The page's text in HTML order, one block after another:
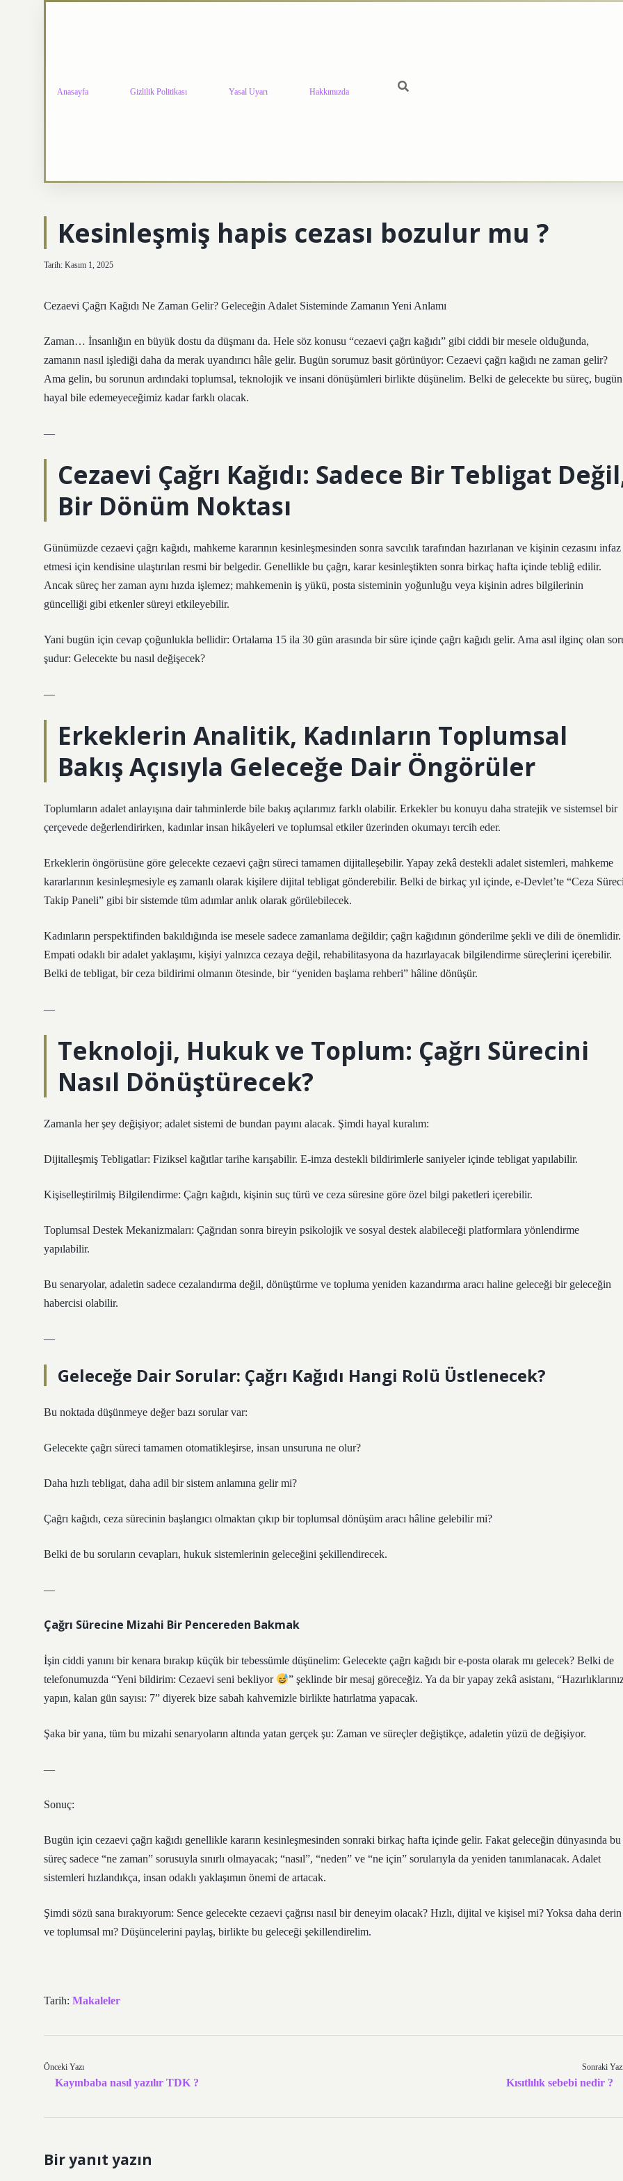
Anasayfa Gizlilik Politikası Yasal Uyarı Hakkımızda
Kesinleşmiş hapis cezası bozulur mu ?
Tarih: Kasım 1, 2025
Cezaevi Çağrı Kağıdı Ne Zaman Gelir? Geleceğin Adalet Sisteminde Zamanın Yeni Anlamı
Zaman… İnsanlığın en büyük dostu da düşmanı da. Hele söz konusu “cezaevi çağrı kağıdı” gibi ciddi bir mesele olduğunda,
zamanın nasıl işlediği daha da merak uyandırıcı hâle gelir. Bugün sorumuz basit görünüyor: Cezaevi çağrı kağıdı ne zaman gelir?
Ama gelin, bu sorunun ardındaki toplumsal, teknolojik ve insani dönüşümleri birlikte düşünelim. Belki de gelecekte bu süreç, bugün
hayal bile edemeyeceğimiz kadar farklı olacak.
—
Cezaevi Çağrı Kağıdı: Sadece Bir Tebligat
Bir Dönüm Noktası
Günümüzde cezaevi çağrı kağıdı, mahkeme kararının kesinleşmesinden sonra savcılık tarafından hazırlanan ve kişinin cezasını infaz
etmesi için kendisine ulaştırılan resmi bir belgedir. Genellikle bu çağrı, karar kesinleştikten sonra birkaç hafta içinde tebliğ edilir.
Ancak süreç her zaman aynı hızda işlemez; mahkemenin iş yükü, posta sisteminin yoğunluğu veya kişinin adres bilgilerinin
güncelliği gibi etkenler süreyi etkileyebilir.
Yani bugün için cevap çoğunlukla bellidir: Ortalama 15 ila 30 gün arasında bir süre içinde çağrı kağıdı gelir. Ama asıl ilginç olan
şudur: Gelecekte bu nasıl değişecek?
—
Erkeklerin Analitik, Kadınların Toplumsal
Bakış Açısıyla Geleceğe Dair Öngörüler
Toplumların adalet anlayışına dair tahminlerde bile bakış açılarımız farklı olabilir. Erkekler bu konuyu daha stratejik ve sistemsel bir
çerçevede değerlendirirken, kadınlar insan hikâyeleri ve toplumsal etkiler üzerinden okumayı tercih eder.
Erkeklerin öngörüsüne göre gelecekte cezaevi çağrı süreci tamamen dijitalleşebilir. Yapay zekâ destekli adalet sistemleri, mahkeme
kararlarının kesinleşmesiyle eş zamanlı olarak kişilere dijital tebligat gönderebilir. Belki de birkaç yıl içinde, e-Devlet’te “Ceza
Takip Paneli” gibi bir sistemde tüm adımlar anlık olarak görülebilecek.
Kadınların perspektifinden bakıldığında ise mesele sadece zamanlama değildir; çağrı kağıdının gönderilme şekli ve dili de önemlidir.
Empati odaklı bir adalet yaklaşımı, kişiyi yalnızca cezaya değil, rehabilitasyona da hazırlayacak bilgilendirme süreçlerini içerebilir.
Belki de tebligat, bir ceza bildirimi olmanın ötesinde, bir “yeniden başlama rehberi” hâline dönüşür.
—
Teknoloji, Hukuk ve Toplum: Çağrı Sürecini
Nasıl Dönüştürecek?
Zamanla her şey değişiyor; adalet sistemi de bundan payını alacak. Şimdi hayal kuralım:
Dijitalleşmiş Tebligatlar: Fiziksel kağıtlar tarihe karışabilir. E-imza destekli bildirimlerle saniyeler içinde tebligat yapılabilir.
Kişiselleştirilmiş Bilgilendirme: Çağrı kağıdı, kişinin suç türü ve ceza süresine göre özel bilgi paketleri içerebilir.
Toplumsal Destek Mekanizmaları: Çağrıdan sonra bireyin psikolojik ve sosyal destek alabileceği platformlara yönlendirme
yapılabilir.
Bu senaryolar, adaletin sadece cezalandırma değil, dönüştürme ve topluma yeniden kazandırma aracı haline geleceği bir geleceğin
habercisi olabilir.
—
Geleceğe Dair Sorular: Çağrı Kağıdı Hangi Rolü Üstlenecek?
Bu noktada düşünmeye değer bazı sorular var:
Gelecekte çağrı süreci tamamen otomatikleşirse, insan unsuruna ne olur?
Daha hızlı tebligat, daha adil bir sistem anlamına gelir mi?
Çağrı kağıdı, ceza sürecinin başlangıcı olmaktan çıkıp bir toplumsal dönüşüm aracı hâline gelebilir mi?
Belki de bu soruların cevapları, hukuk sistemlerinin geleceğini şekillendirecek.
—
Çağrı Sürecine Mizahi Bir Pencereden Bakmak
İşin ciddi yanını bir kenara bırakıp küçük bir tebessümle düşünelim: Gelecekte çağrı kağıdı bir e-posta olarak mı gelecek? Belki de
telefonumuzda “Yeni bildirim: Cezaevi seni bekliyor
” şeklinde bir mesaj göreceğiz. Ya da bir yapay zekâ asistanı,
yapın, kalan gün sayısı: 7” diyerek bize sabah kahvemizle birlikte hatırlatma yapacak.
Şaka bir yana, tüm bu mizahi senaryoların altında yatan gerçek şu: Zaman ve süreçler değiştikçe, adaletin yüzü de değişiyor.
—
Sonuç:
Bugün için cezaevi çağrı kağıdı genellikle kararın kesinleşmesinden sonraki birkaç hafta içinde gelir. Fakat geleceğin dünyasında bu
süreç sadece “ne zaman” sorusuyla sınırlı olmayacak; “nasıl”, “neden” ve “ne için” sorularıyla da yeniden tanımlanacak. Adalet
sistemleri hızlandıkça, insan odaklı yaklaşımın önemi de artacak.
Şimdi sözü sana bırakıyorum: Sence gelecekte cezaevi çağrısı nasıl bir deneyim olacak? Hızlı, dijital ve kişisel mi? Yoksa daha derin
ve toplumsal mı? Düşüncelerini paylaş, birlikte bu geleceği şekillendirelim.
Tarih: Makaleler
Önceki Yazı
Kayınbaba nasıl yazılır TDK ?
Sonraki
Kısıtlılık sebebi nedir ?
Bir yanıt yazın